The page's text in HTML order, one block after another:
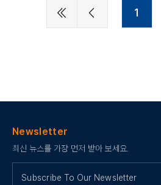
1
Newsletter
최신 뉴스를 가장 먼저 받아 보세요.